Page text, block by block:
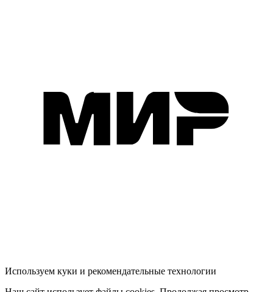
Используем куки и рекомендательные технологии